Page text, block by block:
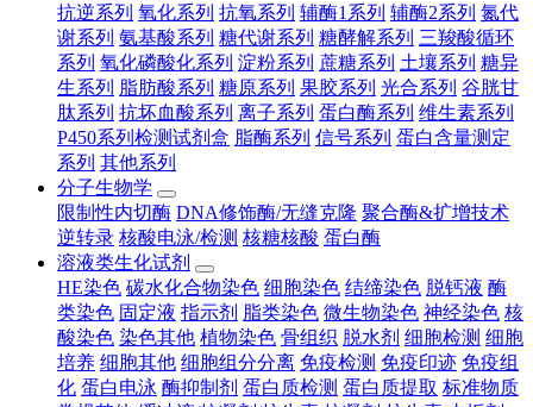
抗逆系列 氧化系列 抗氧系列 辅酶1系列 辅酶2系列 氮代
谢系列 氨基酸系列 糖代谢系列 糖酵解系列 三羧酸循环
系列 氧化磷酸化系列 淀粉系列 蔗糖系列 土壤系列 糖异
生系列
脂肪酸系列 糖原系列 果胶系列 光合系列 谷胱甘
肽系列 抗坏血酸系列 离子系列 蛋白酶系列 维生素系列
P450系列检测试剂盒 脂酶系列 信号系列 蛋白含量测定
系列 其他系列
分子生物学
限制性内切酶 DNA修饰酶/无缝克隆 聚合酶&扩增技术
逆转录 核酸电泳/检测 核糖核酸 蛋白酶
溶液类生化试剂
HE染色 碳水化合物染色 细胞染色 结缔染色 脱钙液 酶
类染色 固定液 指示剂 脂类染色 微生物染色 神经染色 核
酸染色 染色其他 植物染色 骨组织 脱水剂 细胞检测 细胞
培养 细胞其他 细胞组分分离 免疫检测 免疫印迹 免疫组
化 蛋白电泳 酶抑制剂 蛋白质检测 蛋白质提取 标准物质